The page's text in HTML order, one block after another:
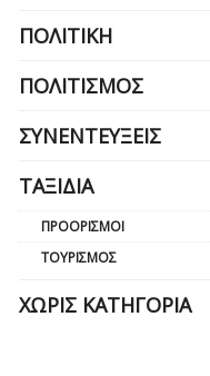
ΠΟΛΙΤΙΚΉ
ΠΟΛΙΤΙΣΜΌΣ
ΣΥΝΕΝΤΕΎΞΕΙΣ
ΤΑΞΊΔΙΑ
ΠΡΟΟΡΙΣΜΟΊ
ΤΟΥΡΙΣΜΌΣ
ΧΩΡΊΣ ΚΑΤΗΓΟΡΊΑ